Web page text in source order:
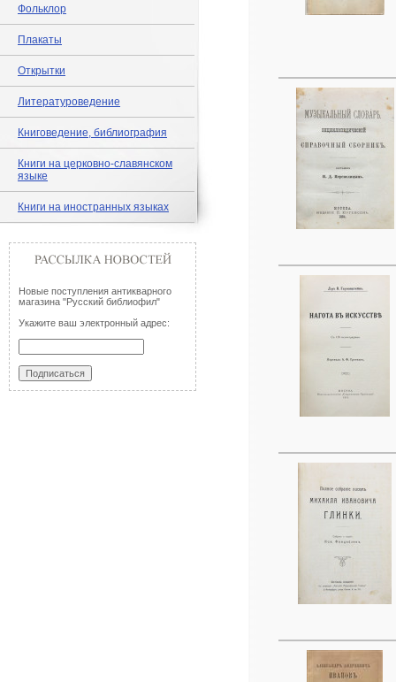
Фольклор
Плакаты
Открытки
Литературоведение
Книговедение, библиография
Книги на церковно-славянском
языке
Книги на иностранных языках
Новые поступления антикварного
магазина "Русский библиофил"
Укажите ваш электронный адрес: